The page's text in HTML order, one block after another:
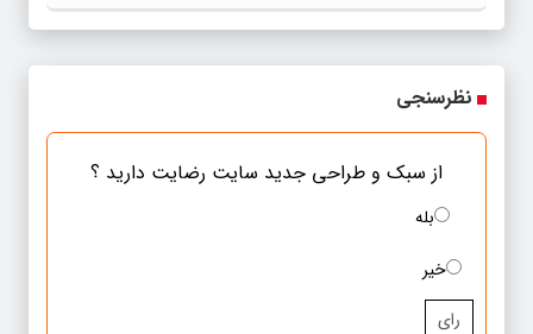
می‌کند
نظرسنجی
از سبک و طراحی جدید سایت رضایت دارید ؟
بله
خیر
رای